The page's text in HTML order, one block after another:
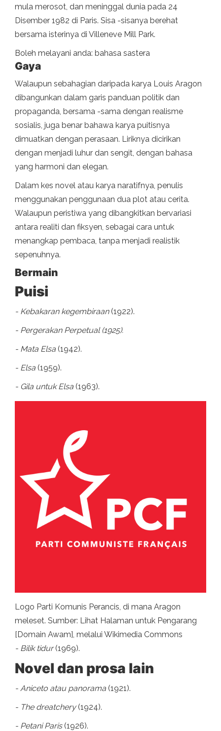
mula merosot, dan meninggal dunia pada 24
Disember 1982 di Paris. Sisa -sisanya berehat
bersama isterinya di Villeneve Mill Park.
Boleh melayani anda: bahasa sastera
Gaya
Walaupun sebahagian daripada karya Louis Aragon
dibangunkan dalam garis panduan politik dan
propaganda, bersama -sama dengan realisme
sosialis, juga benar bahawa karya puitisnya
dimuatkan dengan perasaan. Liriknya dicirikan
dengan menjadi luhur dan sengit, dengan bahasa
yang harmoni dan elegan.
Dalam kes novel atau karya naratifnya, penulis
menggunakan penggunaan dua plot atau cerita.
Walaupun peristiwa yang dibangkitkan bervariasi
antara realiti dan fiksyen, sebagai cara untuk
menangkap pembaca, tanpa menjadi realistik
sepenuhnya.
Bermain
Puisi
- Kebakaran kegembiraan (1922).
- Pergerakan Perpetual (1925).
- Mata Elsa (1942).
- Elsa (1959).
- Gila untuk Elsa (1963).
Logo Parti Komunis Perancis, di mana Aragon
meleset. Sumber: Lihat Halaman untuk Pengarang
[Domain Awam], melalui Wikimedia Commons
- Bilik tidur(1969).
Novel dan prosa lain
- Aniceto atau panorama (1921).
- The dreatchery (1924).
- Petani Paris (1926).